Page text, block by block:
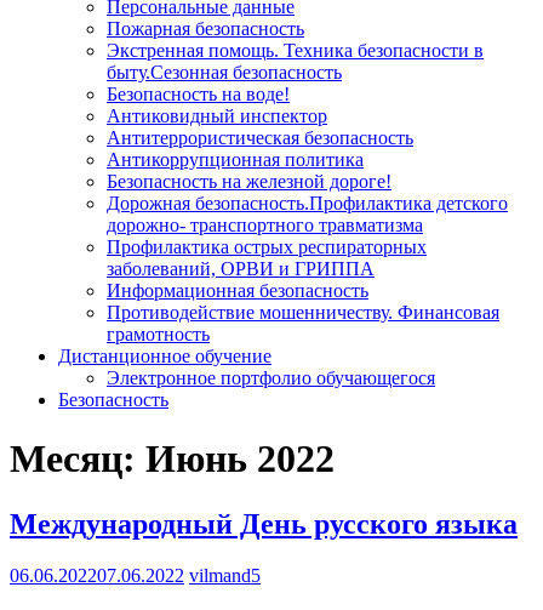
Персональные данные
Пожарная безопасность
Экстренная помощь. Техника безопасности в
быту.Сезонная безопасность
Безопасность на воде!
Антиковидный инспектор
Антитеррористическая безопасность
Антикоррупционная политика
Безопасность на железной дороге!
Дорожная безопасность.Профилактика детского
дорожно- транспортного травматизма
Профилактика острых респираторных
заболеваний, ОРВИ и ГРИППА
Информационная безопасность
Противодействие мошенничеству. Финансовая
грамотность
Дистанционное обучение
Электронное портфолио обучающегося
Безопасность
Месяц: Июнь 2022
Международный День русского языка
06.06.202207.06.2022 vilmand5